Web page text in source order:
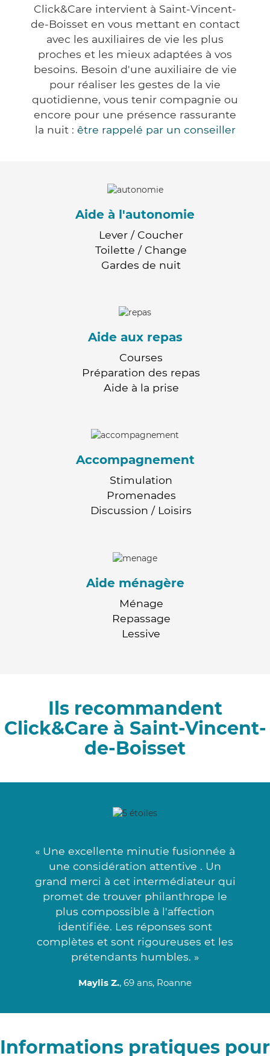
Click&Care intervient à Saint-Vincent-
de-Boisset en vous mettant en contact
avec les auxiliaires de vie les plus
proches et les mieux adaptées à vos
besoins. Besoin d'une auxiliaire de vie
pour réaliser les gestes de la vie
quotidienne, vous tenir compagnie ou
encore pour une présence rassurante
la nuit : être rappelé par un conseiller
Aide à l'autonomie
Lever / Coucher
Toilette / Change
Gardes de nuit
Aide aux repas
Courses
Préparation des repas
Aide à la prise
Accompagnement
Stimulation
Promenades
Discussion / Loisirs
Aide ménagère
Ménage
Repassage
Lessive
Ils recommandent
Click&Care à Saint-Vincent-
de-Boisset
« Une excellente minutie fusionnée à
une considération attentive . Un
grand merci à cet intermédiateur qui
promet de trouver philanthrope le
plus compossible à l'affection
identifiée. Les réponses sont
complètes et sont rigoureuses et les
prétendants humbles. »
Maylis Z., 69 ans, Roanne
Informations pratiques pour